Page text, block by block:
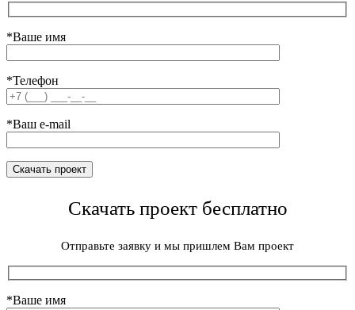
*Ваше имя
*Телефон
*Ваш e-mail
Скачать проект бесплатно
Отправьте заявку и мы пришлем Вам проект
*Ваше имя